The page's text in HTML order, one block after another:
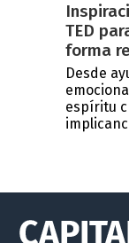
TED
forma
Desde
espíritu